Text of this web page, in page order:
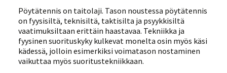
Pöytätennis on taitolaji. Tason noustessa pöytätennis
on fyysisiltä, teknisiltä, taktisilta ja psyykkisiltä
vaatimuksiltaan erittäin haastavaa. Tekniikka ja
fyysinen suorituskyky kulkevat monelta osin myös käsi
kädessä, jolloin esimerkiksi voimatason nostaminen
vaikuttaa myös suoritustekniikkaan.